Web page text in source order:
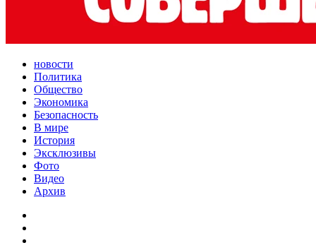
новости
Политика
Общество
Экономика
Безопасность
В мире
История
Эксклюзивы
Фото
Видео
Архив